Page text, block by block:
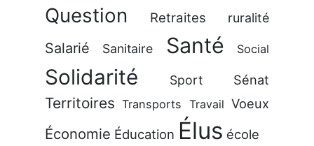
Question Retraites ruralité
Salarié Sanitaire Santé Social
Solidarité Sport Sénat
Territoires Transports Travail Voeux
Économie Éducation Élus école